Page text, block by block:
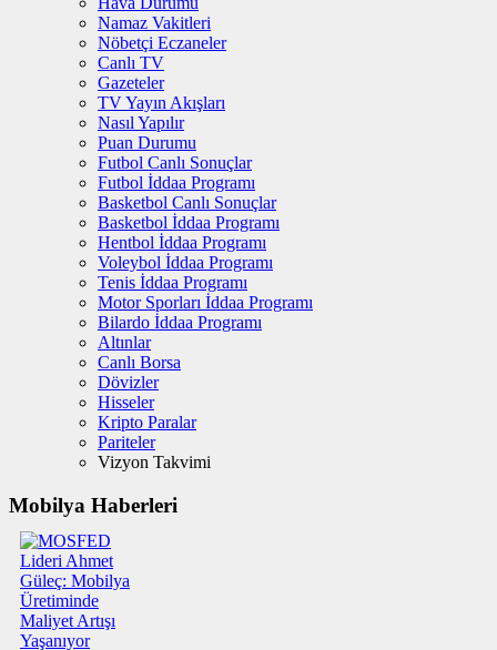
Namaz Vakitleri
Nöbetçi Eczaneler
Canlı TV
Gazeteler
TV Yayın Akışları
Nasıl Yapılır
Puan Durumu
Futbol Canlı Sonuçlar
Futbol İddaa Programı
Basketbol Canlı Sonuçlar
Basketbol İddaa Programı
Hentbol İddaa Programı
Voleybol İddaa Programı
Tenis İddaa Programı
Motor Sporları İddaa Programı
Bilardo İddaa Programı
Altınlar
Canlı Borsa
Dövizler
Hisseler
Kripto Paralar
Pariteler
Vizyon Takvimi
Mobilya Haberleri